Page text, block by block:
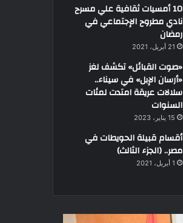
10 أمسيات ثقافية علي مسرح
نادي مطروح الإجتماعي في
رمضان
21 أبريل، 2021
«صوت القبائل» تكشف لغز
«أرسان الإبل» في سيناء..
سلالات عريقة امتدت لمئات
السنوات
15 يناير، 2023
أقسام قبيلة الحويطات في
مصر.. (الجزء الثالث)
1 أبريل، 2021